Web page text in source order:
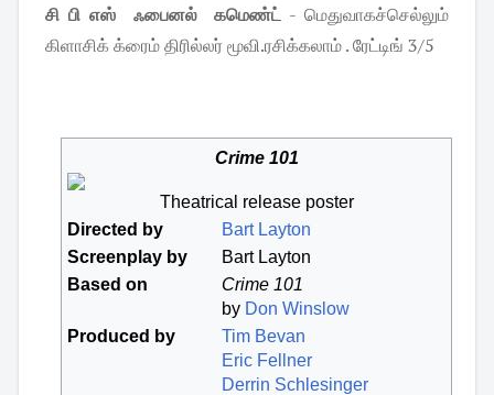
சி பி எஸ் ஃபைனல் கமெண்ட் - மெதுவாகச்செல்லும்
கிளாசிக் க்ரைம் திரில்லர் மூவி.ரசிக்கலாம் . ரேட்டிங் 3/5
Crime 101
Theatrical release poster
Directed by
Bart Layton
Screenplay by
Bart Layton
Based on
Crime 101
by Don Winslow
Produced by
Tim Bevan
Eric Fellner
Derrin Schlesinger